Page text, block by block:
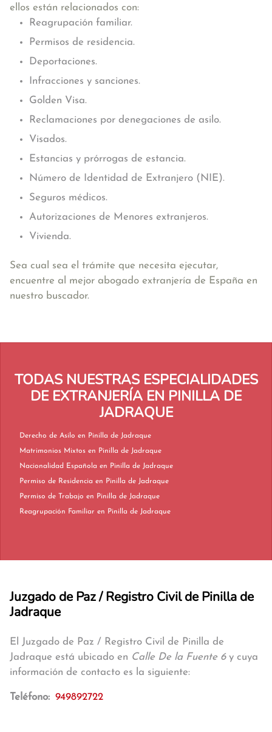
ellos están relacionados con:
Reagrupación familiar.
Permisos de residencia.
Deportaciones.
Infracciones y sanciones.
Golden Visa.
Reclamaciones por denegaciones de asilo.
Visados.
Estancias y prórrogas de estancia.
Número de Identidad de Extranjero (NIE).
Seguros médicos.
Autorizaciones de Menores extranjeros.
Vivienda.
Sea cual sea el trámite que necesita ejecutar,
encuentre al mejor abogado extranjería de España en
nuestro buscador.
TODAS NUESTRAS ESPECIALIDADES
DE EXTRANJERÍA EN PINILLA DE
JADRAQUE
Derecho de Asilo en Pinilla de Jadraque
Matrimonios Mixtos en Pinilla de Jadraque
Nacionalidad Española en Pinilla de Jadraque
Permiso de Residencia en Pinilla de Jadraque
Permiso de Trabajo en Pinilla de Jadraque
Reagrupación Familiar en Pinilla de Jadraque
Juzgado de Paz / Registro Civil de Pinilla de
Jadraque
El Juzgado de Paz / Registro Civil de Pinilla de
Jadraque está ubicado en Calle De la Fuente 6y cuya
información de contacto es la siguiente:
Teléfono: 949892722